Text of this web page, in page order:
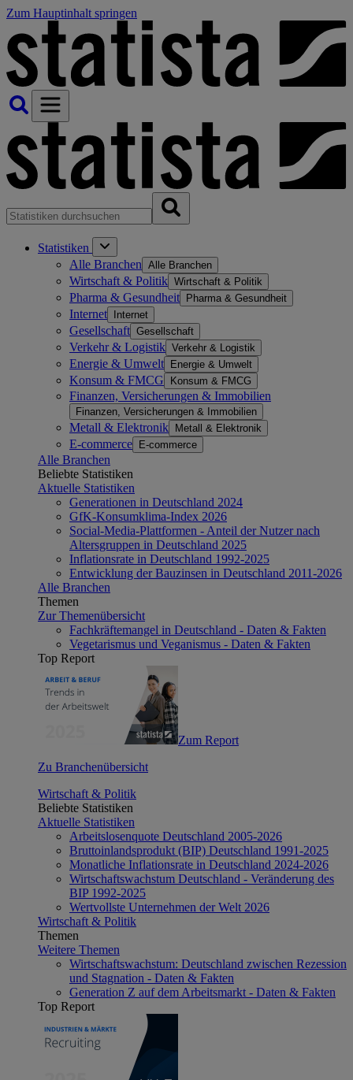
Zum Hauptinhalt springen
Statistiken
Alle Branchen Alle Branchen
Wirtschaft & Politik Wirtschaft & Politik
Pharma & Gesundheit Pharma & Gesundheit
Internet Internet
Gesellschaft Gesellschaft
Verkehr & Logistik Verkehr & Logistik
Energie & Umwelt Energie & Umwelt
Konsum & FMCG Konsum & FMCG
Finanzen, Versicherungen & Immobilien
Finanzen, Versicherungen & Immobilien
Metall & Elektronik Metall & Elektronik
E-commerce E-commerce
Alle Branchen
Beliebte Statistiken
Aktuelle Statistiken
Generationen in Deutschland 2024
GfK-Konsumklima-Index 2026
Social-Media-Plattformen - Anteil der Nutzer nach
Altersgruppen in Deutschland 2025
Inflationsrate in Deutschland 1992-2025
Entwicklung der Bauzinsen in Deutschland 2011-2026
Alle Branchen
Themen
Zur Themenübersicht
Fachkräftemangel in Deutschland - Daten & Fakten
Vegetarismus und Veganismus - Daten & Fakten
Top Report
Zum Report
Zu Branchenübersicht
Wirtschaft & Politik
Beliebte Statistiken
Aktuelle Statistiken
Arbeitslosenquote Deutschland 2005-2026
Bruttoinlandsprodukt (BIP) Deutschland 1991-2025
Monatliche Inflationsrate in Deutschland 2024-2026
Wirtschaftswachstum Deutschland - Veränderung des
BIP 1992-2025
Wertvollste Unternehmen der Welt 2026
Wirtschaft & Politik
Themen
Weitere Themen
Wirtschaftswachstum: Deutschland zwischen Rezession
und Stagnation - Daten & Fakten
Generation Z auf dem Arbeitsmarkt - Daten & Fakten
Top Report